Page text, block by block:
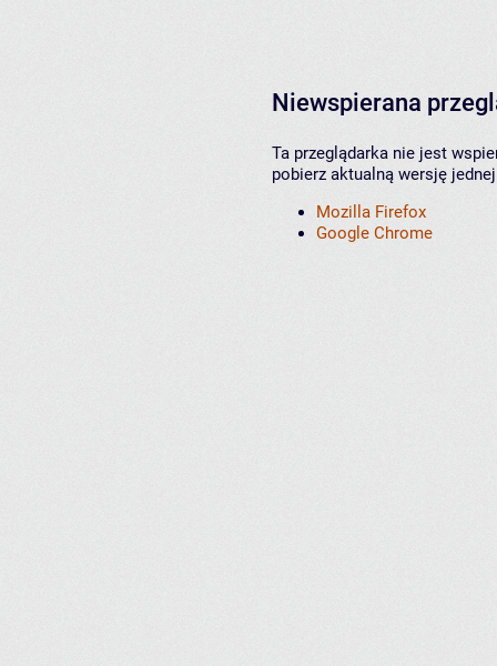
Niewspierana
Ta przeglądarka nie jest
pobierz aktualną wersję
Mozilla Firefox
Google Chrome